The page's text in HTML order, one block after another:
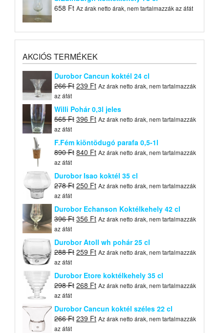
658 Ft Az árak netto árak, nem tartalmazzák az áfát
AKCIÓS TERMÉKEK
Durobor Cancun koktél 24 cl
266Ft Original
was:
266 Ft.
239 FtCurrent
is:
239 Ft.
Az árak netto árak, nem tartalmazzák
az áfát
Willi Pohár 0,3l jeles
565Ft Original
was:
565 Ft.
396 FtCurrent
is:
396 Ft.
Az árak netto árak, nem tartalmazzák
az áfát
F.Fém kiöntõdugó parafa 0,5-1l
890Ft Original
was:
890 Ft.
840 FtCurrent
is:
840 Ft.
Az árak netto árak, nem tartalmazzák
az áfát
Durobor Isao koktél 35 cl
278Ft Original
was:
278 Ft.
250 FtCurrent
250 Ft.
Az árak netto árak, nem tartalmazzák
az áfát
Durobor Echanson Koktélkehely 42 cl
396Ft Original
was:
396 Ft.
356 FtCurrent
is:
356 Ft.
Az árak netto árak, nem tartalmazzák
az áfát
Durobor Atoll wh pohár 25 cl
288Ft Original
was:
288 Ft.
259 FtCurrent
259 Ft.
Az árak netto árak, nem tartalmazzák
az áfát
Durobor Etore koktélkehely 35 cl
298Ft Original
was:
298 Ft.
268 FtCurrent
268 Ft.
Az árak netto árak, nem tartalmazzák
az áfát
Durobor Cancun koktél széles 22 cl
266Ft Original
239 FtCurrent
Az árak netto árak, nem tartalmazzák
az áfát